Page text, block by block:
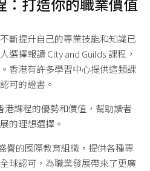
斷提升自己的專業技能和知識已
選擇報讀 City and Guilds 課程，
香港有許多學習中心提供這類課
可的證書。
港課程的優勢和價值，幫助讀者
的理想選擇。
譽的國際教育組織，提供各種專
球認可，為職業發展帶來了更廣